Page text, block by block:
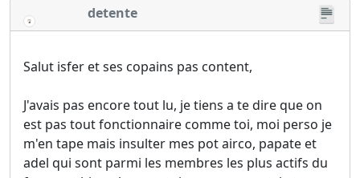
detente
Salut isfer et ses copains pas content,
J'avais pas encore tout lu, je tiens a te dire que on
est pas tout fonctionnaire comme toi, moi perso je
m'en tape mais insulter mes pot airco, papate et
adel qui sont parmi les membres les plus actifs du